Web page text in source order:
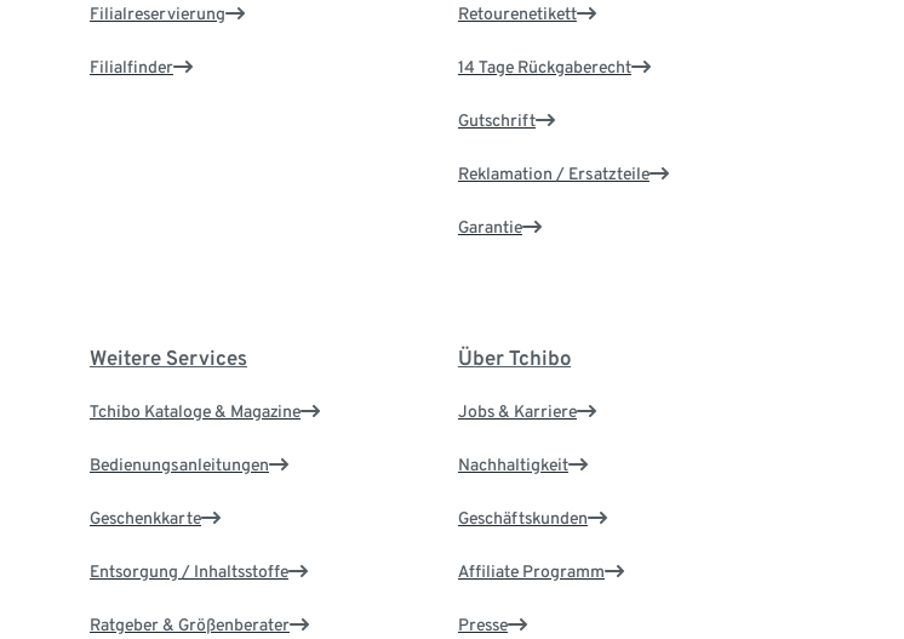
Filialreservierung
Filialfinder
Retourenetikett
14 Tage Rückgaberecht
Gutschrift
Reklamation / Ersatzteile
Garantie
Weitere Services
Tchibo Kataloge & Magazine
Bedienungsanleitungen
Geschenkkarte
Entsorgung / Inhaltsstoffe
Ratgeber & Größenberater
Über Tchibo
Jobs & Karriere
Nachhaltigkeit
Geschäftskunden
Affiliate Programm
Presse